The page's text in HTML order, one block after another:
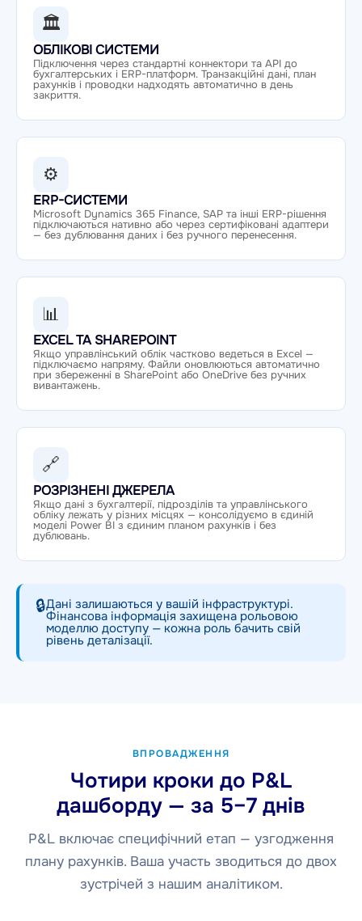
🏛
ОБЛІКОВІ СИСТЕМИ
Підключення через стандартні коннектори та API до
бухгалтерських і ERP-платформ. Транзакційні дані, план
рахунків і проводки надходять автоматично в день
закриття.
⚙
ERP-СИСТЕМИ
Microsoft Dynamics 365 Finance, SAP та інші ERP-рішення
підключаються нативно або через сертифіковані адаптери
— без дублювання даних і без ручного перенесення.
📊
EXCEL ТА SHAREPOINT
Якщо управлінський облік частково ведеться в Excel —
підключаємо напряму. Файли оновлюються автоматично
при збереженні в SharePoint або OneDrive без ручних
вивантажень.
🔗
РОЗРІЗНЕНІ ДЖЕРЕЛА
Якщо дані з бухгалтерії, підрозділів та управлінського
обліку лежать у різних місцях — консолідуємо в єдиній
моделі Power BI з єдиним планом рахунків і без
дублювань.
🔒Дані залишаються у вашій інфраструктурі.
Фінансова інформація захищена рольовою
моделлю доступу — кожна роль бачить свій
рівень деталізації.
ВПРОВАДЖЕННЯ
Чотири кроки до P&L
дашборду — за 5–7 днів
P&L включає специфічний етап — узгодження
плану рахунків. Ваша участь зводиться до двох
зустрічей з нашим аналітиком.